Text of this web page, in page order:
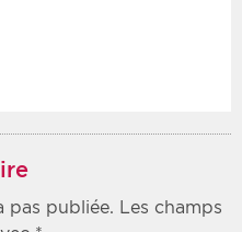
pas publiée. Les champs